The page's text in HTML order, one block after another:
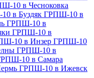
10 в Чесноковка
в Буздяк ГРПШ-10 в
ГРПШ-10 в
ГРПШ-10 в
10 в Инзер ГРПШ-10
ГРПШ-10 в
10 в Самара
ГРПШ-10 в Ижевск